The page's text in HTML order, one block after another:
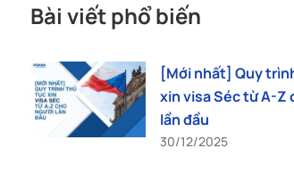
Bài viết phổ biến
[Mới nhất] Quy
xin visa Séc từ A-Z
lần đầu
30/12/2025